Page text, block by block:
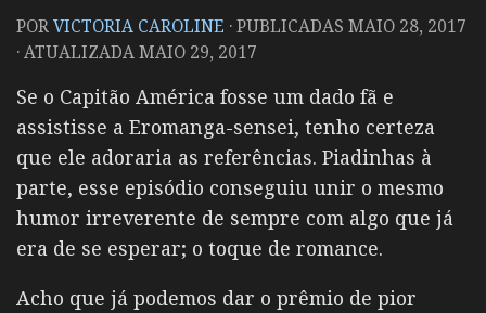
PORVICTORIA CAROLINE · PUBLICADAS MAIO 28, 2017
· ATUALIZADAMAIO 29, 2017
Se o Capitão América fosse um dado fã e
assistisse a Eromanga-sensei, tenho certeza
que ele adoraria as referências. Piadinhas à
parte, esse episódio conseguiu unir o mesmo
humor irreverente de sempre com algo que já
era de se esperar; o toque de romance.
Acho que já podemos dar o prêmio de pior